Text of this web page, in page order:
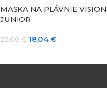
MASKA NA PLÁVNIE VISION
JUNIOR
22,00€ 18,04 €